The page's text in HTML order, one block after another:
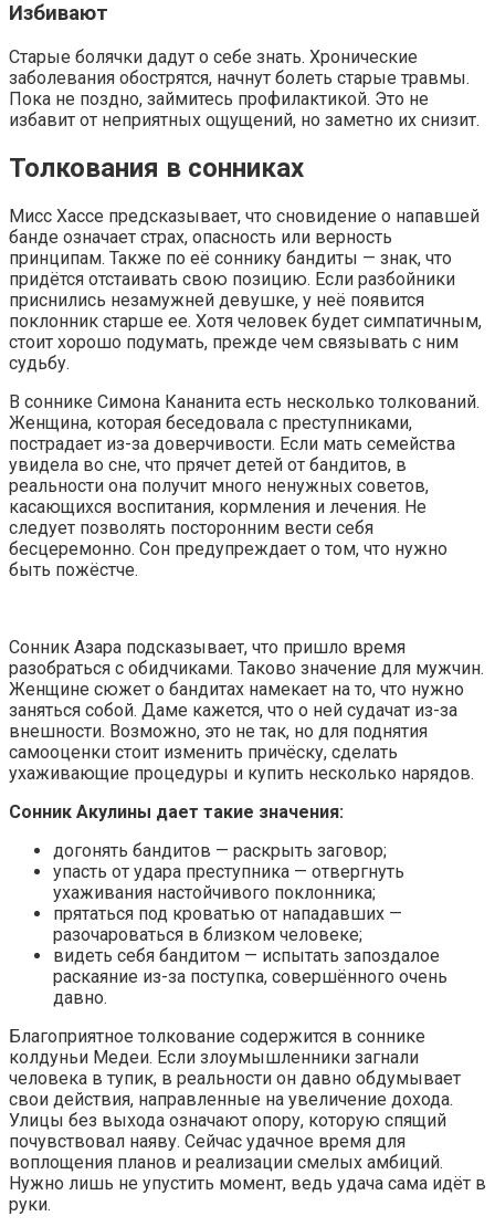
Избивают
Старые болячки дадут о себе знать. Хронические
заболевания обострятся, начнут болеть старые травмы.
Пока не поздно, займитесь профилактикой. Это не
избавит от неприятных ощущений, но заметно их снизит.
Толкования в сонниках
Мисс Хассе предсказывает, что сновидение о напавшей
банде означает страх, опасность или верность
принципам. Также по её соннику бандиты — знак, что
придётся отстаивать свою позицию. Если разбойники
приснились незамужней девушке, у неё появится
поклонник старше ее. Хотя человек будет симпатичным,
стоит хорошо подумать, прежде чем связывать с ним
судьбу.
В соннике Симона Кананита есть несколько толкований.
Женщина, которая беседовала с преступниками,
пострадает из-за доверчивости. Если мать семейства
увидела во сне, что прячет детей от бандитов, в
реальности она получит много ненужных советов,
касающихся воспитания, кормления и лечения. Не
следует позволять посторонним вести себя
бесцеремонно. Сон предупреждает о том, что нужно
быть пожёстче.
Сонник Азара подсказывает, что пришло время
разобраться с обидчиками. Таково значение для мужчин.
Женщине сюжет о бандитах намекает на то, что нужно
заняться собой. Даме кажется, что о ней судачат из-за
внешности. Возможно, это не так, но для поднятия
самооценки стоит изменить причёску, сделать
ухаживающие процедуры и купить несколько нарядов.
Сонник Акулины дает такие значения:
догонять бандитов — раскрыть заговор;
упасть от удара преступника — отвергнуть
ухаживания настойчивого поклонника;
прятаться под кроватью от нападавших —
разочароваться в близком человеке;
видеть себя бандитом — испытать запоздалое
раскаяние из-за поступка, совершённого очень
давно.
Благоприятное толкование содержится в соннике
колдуньи Медеи. Если злоумышленники загнали
человека в тупик, в реальности он давно обдумывает
свои действия, направленные на увеличение дохода.
Улицы без выхода означают опору, которую спящий
почувствовал наяву. Сейчас удачное время для
воплощения планов и реализации смелых амбиций.
Нужно лишь не упустить момент, ведь удача сама идёт в
руки.